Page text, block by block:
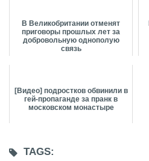
В Великобритании отменят
приговоры прошлых лет за
добровольную однополую
связь
[Видео] подростков обвинили в
гей-пропаганде за пранк в
московском монастыре
TAGS: